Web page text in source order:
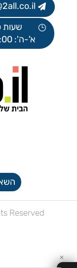
שעות
א'-ה': 09:00-18:00
Reserved
✕